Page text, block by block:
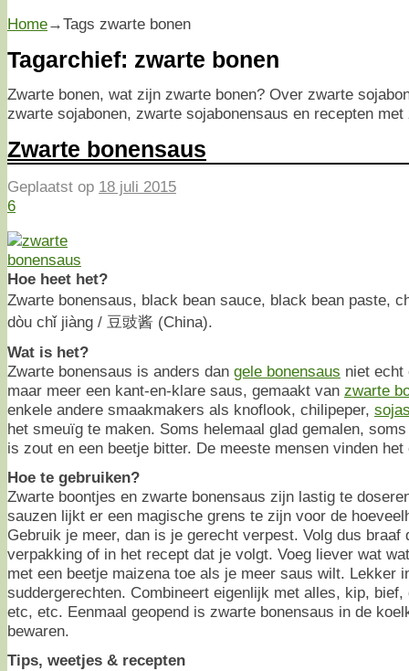
Home→Tags zwarte bonen
Tagarchief: zwarte bonen
Zwarte bonen, wat zijn zwarte bonen? Over zwarte
zwarte sojabonen, zwarte sojabonensaus en recepten met
Zwarte bonensaus
Geplaatst op 18 juli 2015
6
Hoe heet het?
Zwarte bonensaus, black bean sauce, black bean paste,
dòu chǐ jiàng / 豆豉酱 (China).
Wat is het?
Zwarte bonensaus is anders dan gele bonensaus niet echt
maar meer een kant-en-klare saus, gemaakt van zwarte
enkele andere smaakmakers als knoflook, chilipeper,
het smeuïg te maken. Soms helemaal glad gemalen,
is zout en een beetje bitter. De meeste mensen vinden
Hoe te gebruiken?
Zwarte boontjes en zwarte bonensaus zijn lastig te
sauzen lijkt er een magische grens te zijn voor de
Gebruik je meer, dan is je gerecht verpest. Volg dus braaf
verpakking of in het recept dat je volgt. Voeg liever wat
met een beetje maizena toe als je meer saus wilt. Lekker
suddergerechten. Combineert eigenlijk met alles, kip,
etc, etc. Eenmaal geopend is zwarte bonensaus in de
bewaren.
Tips, weetjes & recepten